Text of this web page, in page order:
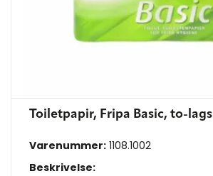
Toiletpapir, Fripa Basic, to-lags
Varenummer: 1108.1002
Beskrivelse: